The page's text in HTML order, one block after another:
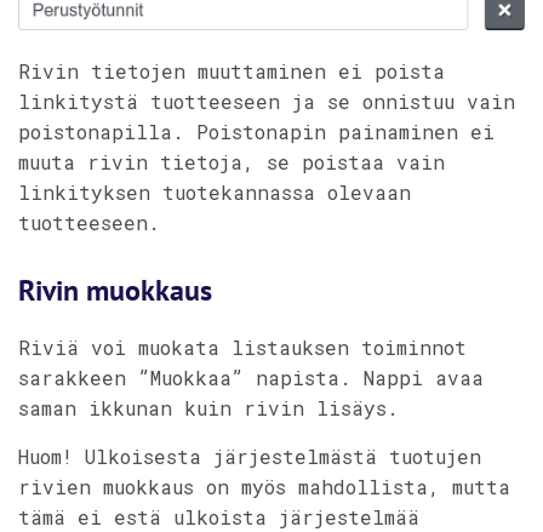
Rivin tietojen muuttaminen ei poista
linkitystä tuotteeseen ja se onnistuu vain
poistonapilla. Poistonapin painaminen ei
muuta rivin tietoja, se poistaa vain
linkityksen tuotekannassa olevaan
tuotteeseen.
Rivin muokkaus
Riviä voi muokata listauksen toiminnot
sarakkeen ”Muokkaa” napista. Nappi avaa
saman ikkunan kuin rivin lisäys.
Huom! Ulkoisesta järjestelmästä tuotujen
rivien muokkaus on myös mahdollista, mutta
tämä ei estä ulkoista järjestelmää